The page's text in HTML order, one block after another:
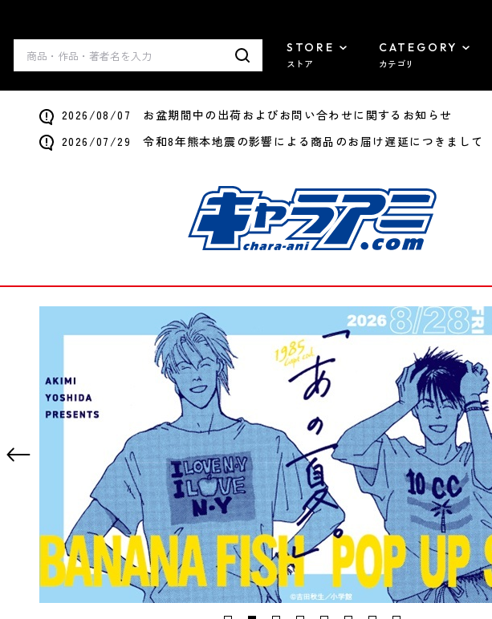
STORE
ストア
CATEGORY
カテゴリ
2026/08/07 お盆期間中の出荷およびお問い合わせに関するお知らせ
2026/07/29 令和8年熊本地震の影響による商品のお届け遅延につきまして